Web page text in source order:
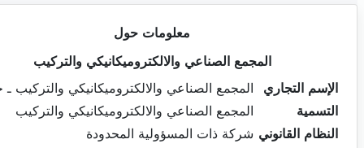
معلومات حول
المجمع الصناعي والالكتروميكانيكي والتركيب
الإسم التجاري
المجمع الصناعي والالكتروميكانيكي والتركيب ـ
التسمية
المجمع الصناعي والالكتروميكانيكي والتركيب
النظام القانوني شركة ذات المسؤولية المحدودة